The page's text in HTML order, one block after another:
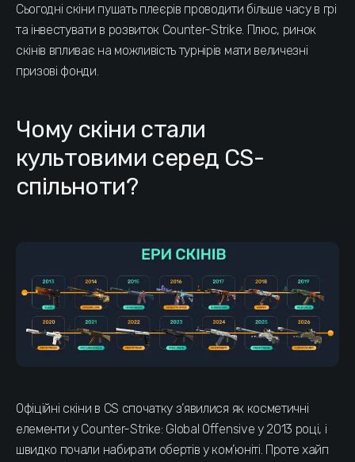
Сьогодні скіни пушать плеєрів проводити більше часу в грі
та інвестувати в розвиток Counter-Strike. Плюс, ринок
скінів впливає на можливість турнірів мати величезні
призові фонди.
Чому скіни стали
культовими серед CS-
спільноти?
Офіційні скіни в CS спочатку з’явилися як косметичні
елементи у Counter-Strike: Global Offensive у 2013 році, і
швидко почали набирати обертів у ком’юніті. Проте хайп